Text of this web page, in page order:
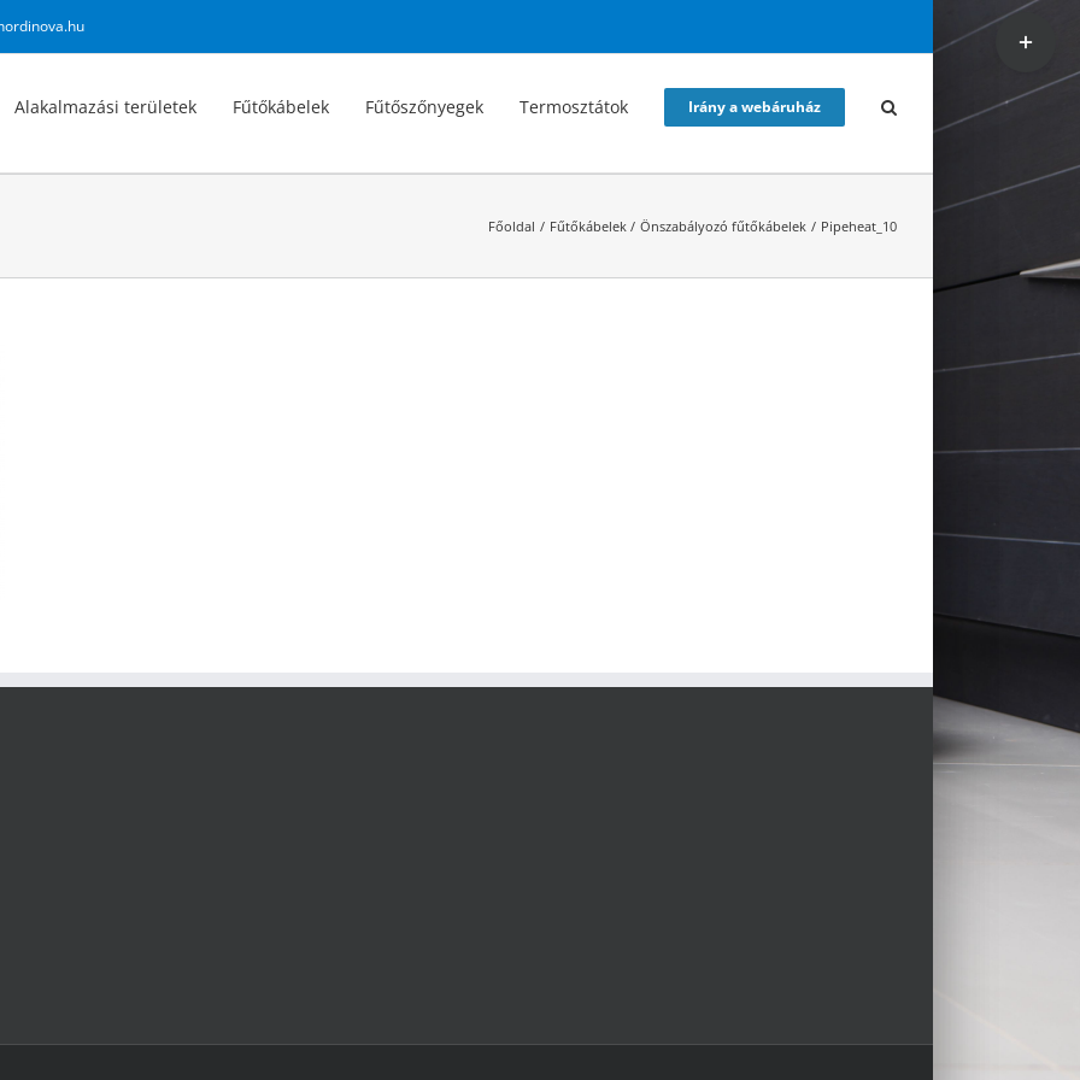
Alakalmazási területek Fűtőkábelek Fűtőszőnyegek Termosztátok Irány a webáruház
Főoldal Fűtőkábelek Önszabályozó fűtőkábelek Pipeheat_10
Toggle
Sliding
Area